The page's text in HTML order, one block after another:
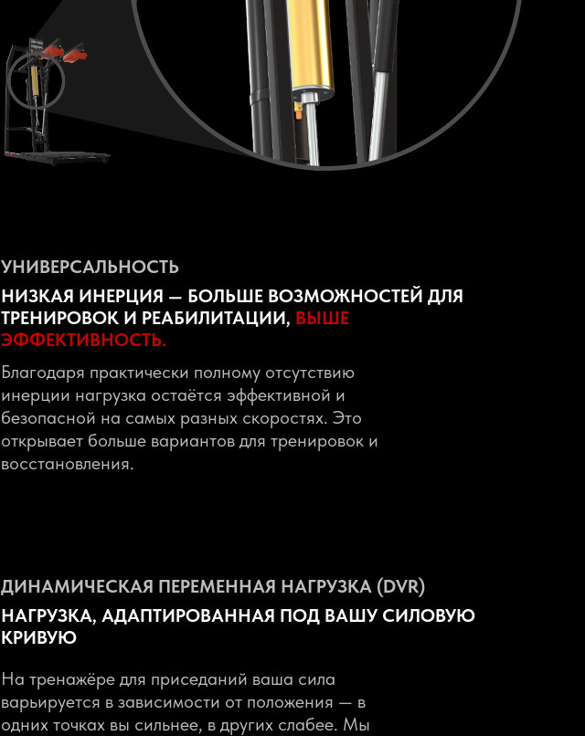
УНИВЕРСАЛЬНОСТЬ
НИЗКАЯ ИНЕРЦИЯ — БОЛЬШЕ ВОЗМОЖНОСТЕЙ ДЛЯ
ТРЕНИРОВОК И РЕАБИЛИТАЦИИ, ВЫШЕ
ЭФФЕКТИВНОСТЬ.
Благодаря практически полному отсутствию
инерции нагрузка остаётся эффективной и
безопасной на самых разных скоростях. Это
открывает больше вариантов для тренировок и
восстановления.
ДИНАМИЧЕСКАЯ ПЕРЕМЕННАЯ НАГРУЗКА (DVR)
НАГРУЗКА, АДАПТИРОВАННАЯ ПОД ВАШУ СИЛОВУЮ
КРИВУЮ
На тренажёре для приседаний ваша сила
варьируется в зависимости от положения — в
одних точках вы сильнее, в других слабее. Мы